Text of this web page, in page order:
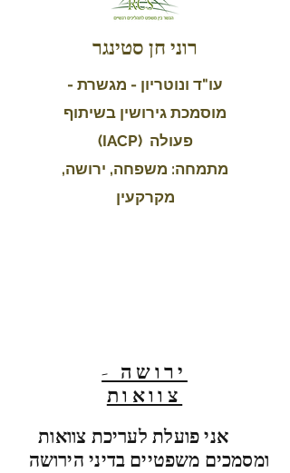
רוני חן סטינגר
עו"ד ונוטריון - מגשרת -
מוסמכת גירושין בשיתוף
פעולה (IACP)
מתמחה: משפחה, ירושה,
מקרקעין
ירושה -
צוואות
אני פועלת לעריכת צוואות
ומסמכים משפטיים בדיני הירושה